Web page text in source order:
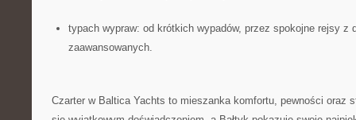
typach wypraw: od krótkich wypadów, przez spokojne rejsy z
zaawansowanych.
Czarter w Baltica Yachts to mieszanka komfortu, pewności oraz